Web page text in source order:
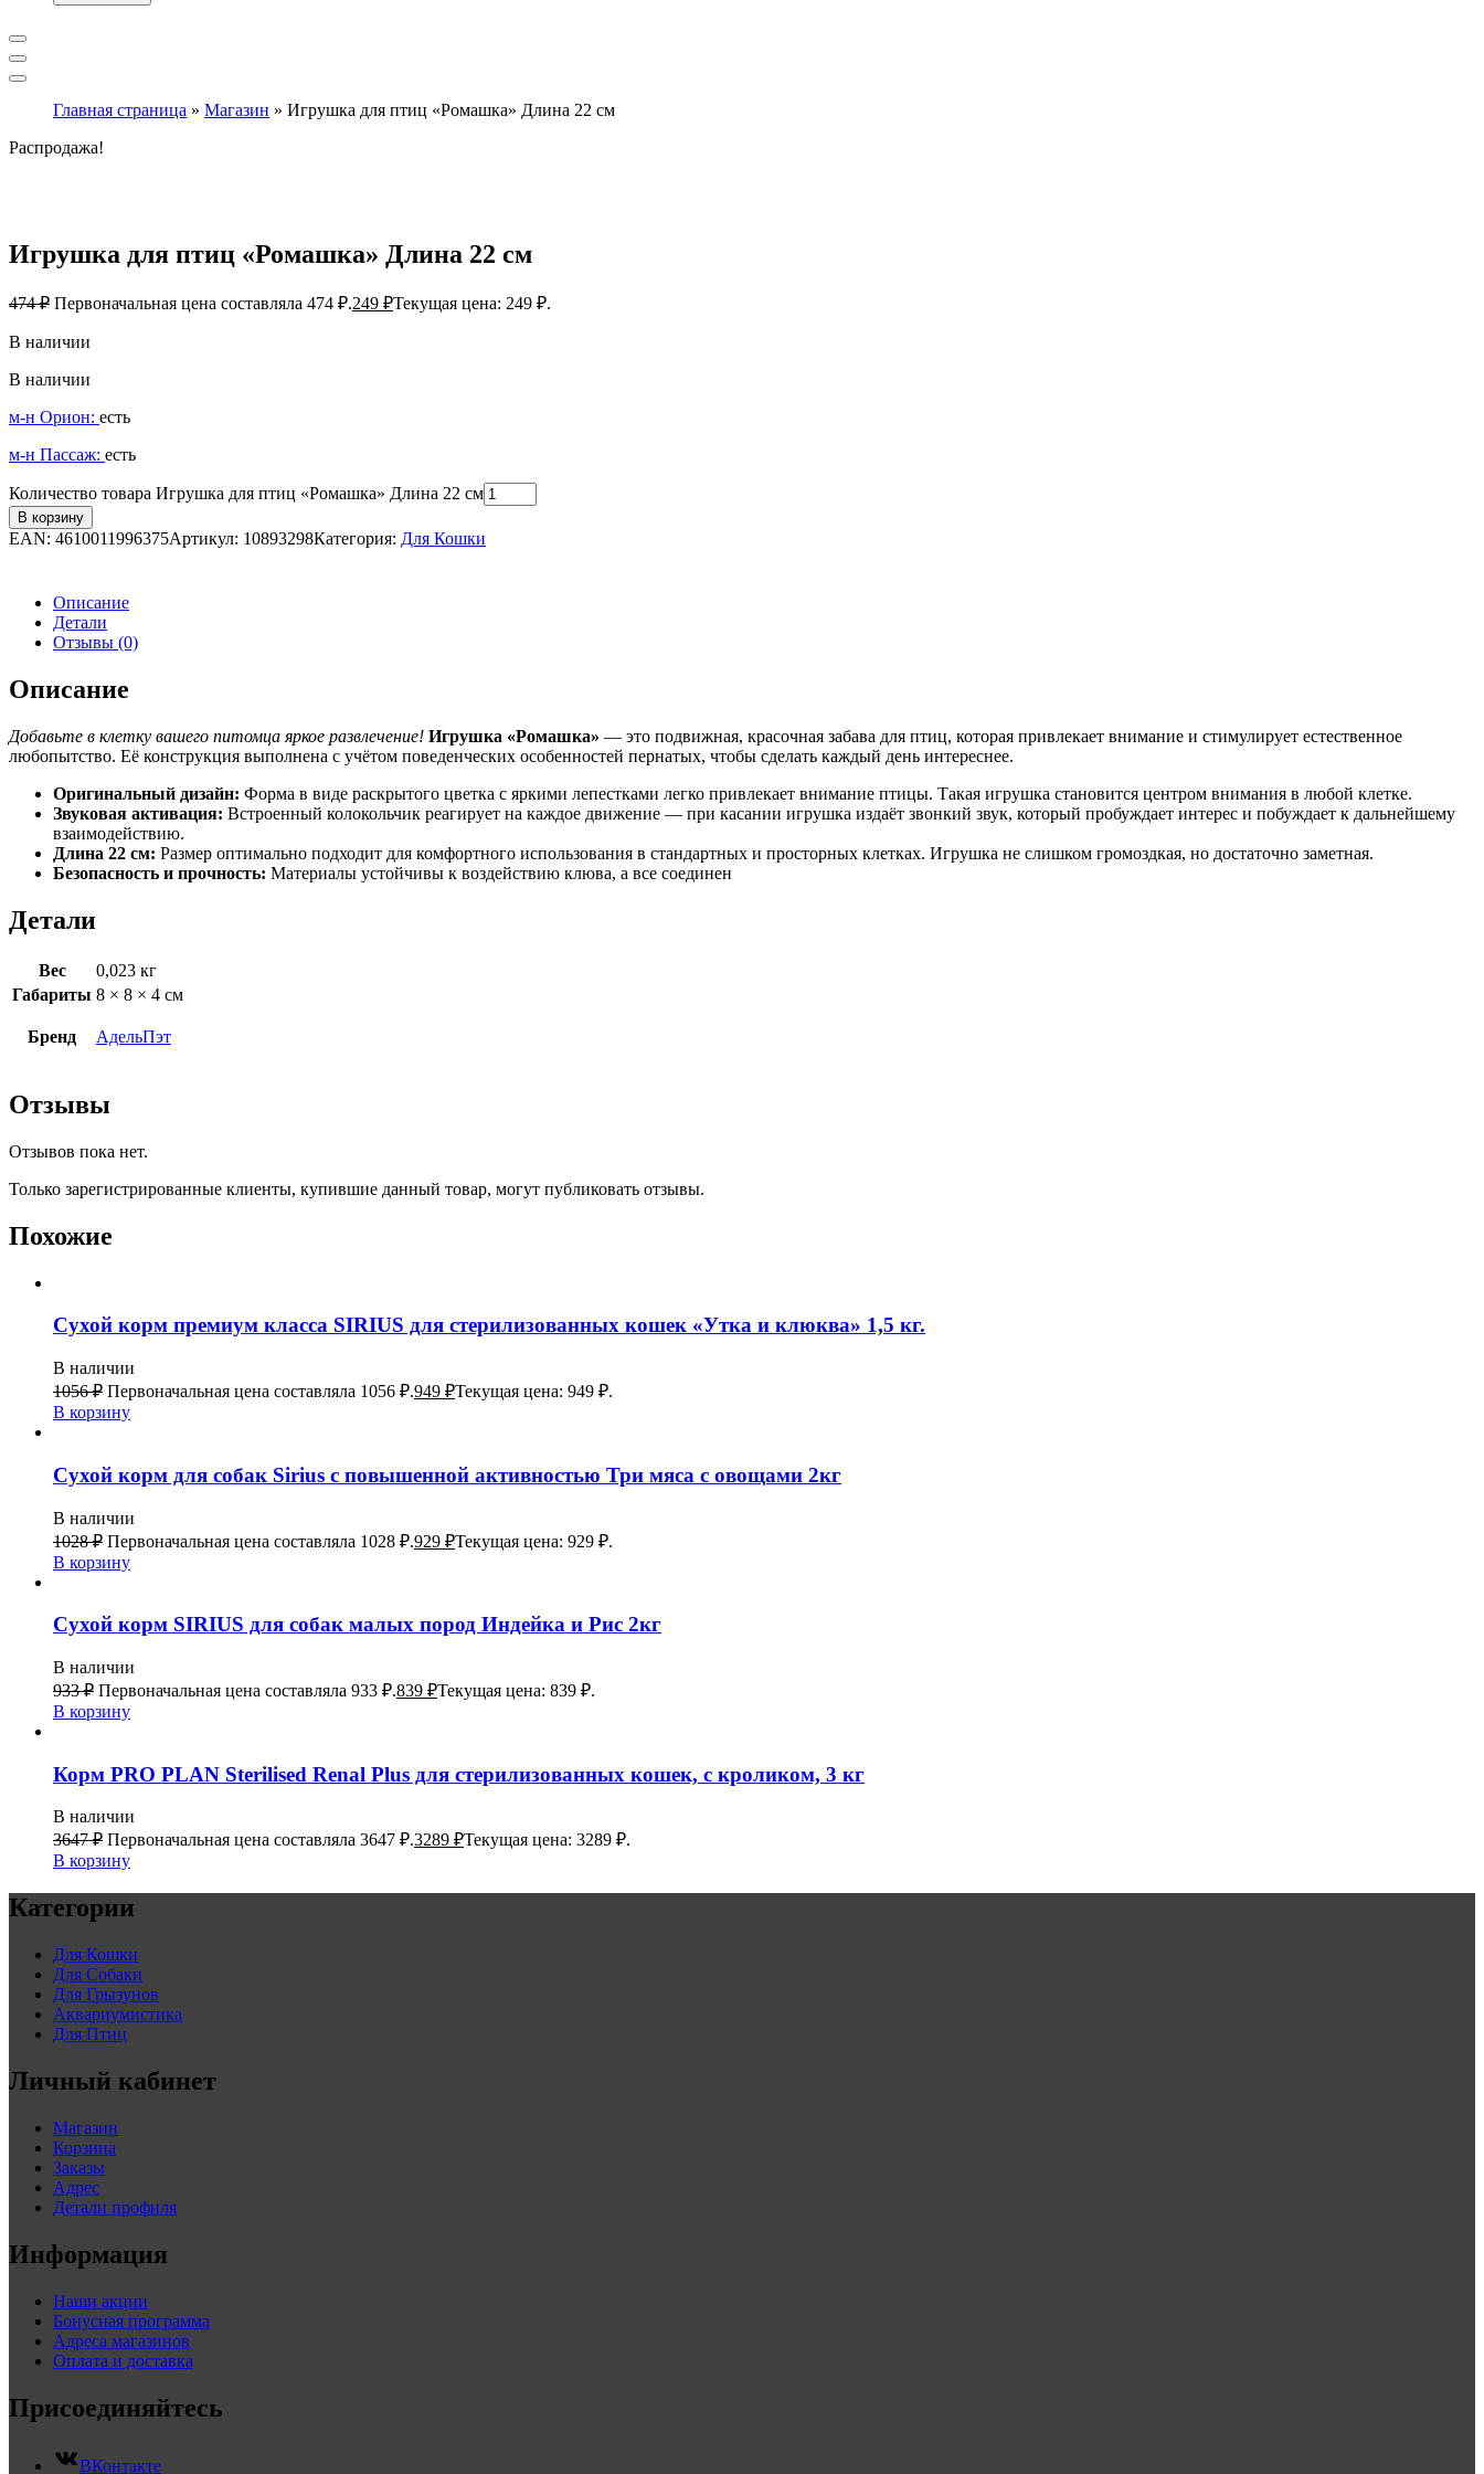
Главная страница » Магазин » Игрушка для птиц «Ромашка» Длина 22 см
Распродажа!
Игрушка для птиц «Ромашка» Длина 22 см
474₽ Первоначальная цена составляла 474 ₽.249 ₽Текущая цена: 249 ₽.
В наличии
В наличии
м-н Орион: есть
м-н Пассаж: есть
Количество товара Игрушка для птиц «Ромашка» Длина 22 см
В корзину
EAN: 4610011996375Артикул: 10893298Категория: Для Кошки
Описание
Детали
Отзывы (0)
Описание
Добавьте в клетку вашего питомца яркое развлечение! Игрушка «Ромашка» — это подвижная, красочная забава для птиц, которая привлекает внимание и стимулирует естественное
любопытство. Её конструкция выполнена с учётом поведенческих особенностей пернатых, чтобы сделать каждый день интереснее.
Оригинальный дизайн: Форма в виде раскрытого цветка с яркими лепестками легко привлекает внимание птицы. Такая игрушка становится центром внимания в любой клетке.
Звуковая активация: Встроенный колокольчик реагирует на каждое движение — при касании игрушка издаёт звонкий звук, который пробуждает интерес и побуждает к дальнейшему
взаимодействию.
Длина 22 см: Размер оптимально подходит для комфортного использования в стандартных и просторных клетках. Игрушка не слишком громоздкая, но достаточно заметная.
Безопасность и прочность: Материалы устойчивы к воздействию клюва, а все соединен
Детали
Вес
0,023 кг
Габариты 8 × 8 × 4 см
Бренд АдельПэт
Отзывы
Отзывов пока нет.
Только зарегистрированные клиенты, купившие данный товар, могут публиковать отзывы.
Похожие
Сухой корм премиум класса SIRIUS для стерилизованных кошек «Утка и клюква» 1,5 кг.
В наличии
1056₽ Первоначальная цена составляла 1056 ₽.949 ₽Текущая цена: 949 ₽.
В корзину
Сухой корм для собак Sirius с повышенной активностью Три мяса с овощами 2кг
В наличии
1028₽ Первоначальная цена составляла 1028 ₽.929 ₽Текущая цена: 929 ₽.
В корзину
Сухой корм SIRIUS для собак малых пород Индейка и Рис 2кг
В наличии
933₽ Первоначальная цена составляла 933 ₽.839 ₽Текущая цена: 839 ₽.
В корзину
Корм PRO PLAN Sterilised Renal Plus для стерилизованных кошек, с кроликом, 3 кг
В наличии
3647₽ Первоначальная цена составляла 3647 ₽.3289 ₽Текущая цена: 3289 ₽.
В корзину
Категории
Для Кошки
Для Собаки
Для Грызунов
Аквариумистика
Для Птиц
Личный кабинет
Магазин
Корзина
Заказы
Адрес
Детали профиля
Информация
Наши акции
Бонусная программа
Адреса магазинов
Оплата и доставка
Присоединяйтесь
ВКонтакте